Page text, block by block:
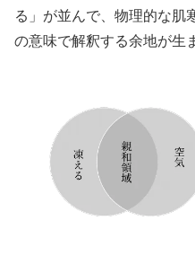
る」が並んで、物理的な肌
の意味で解釈する余地が生